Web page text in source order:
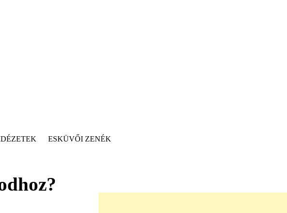
ESKÜVŐI ZENÉK